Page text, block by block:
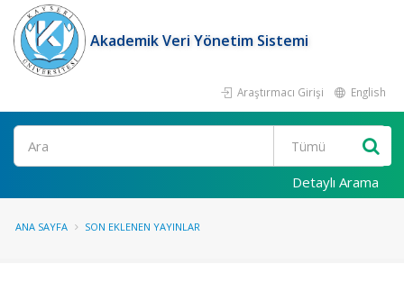
Akademik Veri Yönetim Sistemi
Araştırmacı Girişi English
Ara
Detaylı Arama
ANA SAYFA SON EKLENEN YAYINLAR